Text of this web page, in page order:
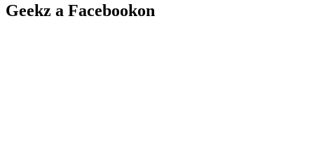
Geekz a Facebookon